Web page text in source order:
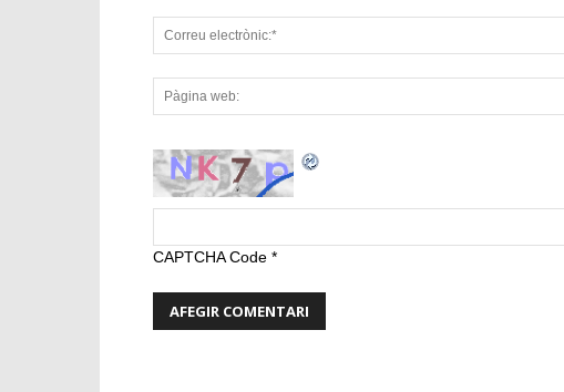
CAPTCHA Code *